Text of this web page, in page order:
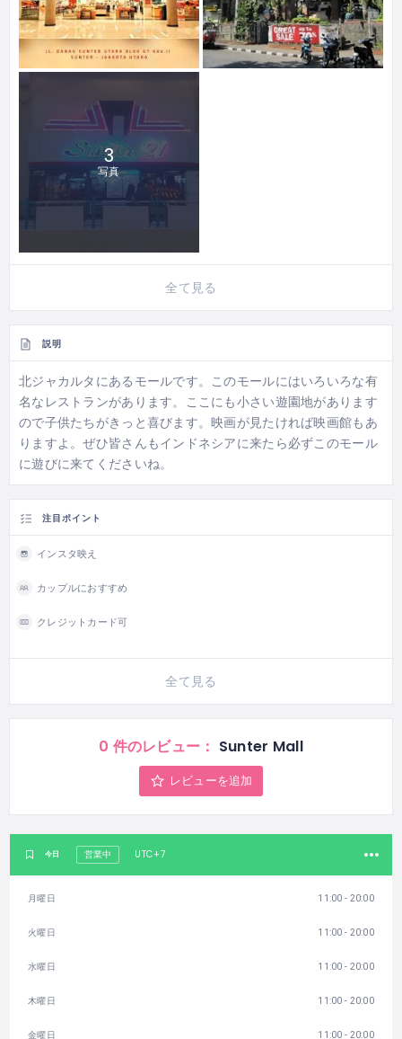
3
写真
全て見る
説明
北ジャカルタにあるモールです。このモールにはいろいろな有
名なレストランがあります。ここにも小さい遊園地があります
ので子供たちがきっと喜びます。映画が見たければ映画館もあ
りますよ。ぜひ皆さんもインドネシアに来たら必ずこのモール
に遊びに来てくださいね。
注目ポイント
インスタ映え
カップルにおすすめ
クレジットカード可
全て見る
0 件のレビュー： Sunter Mall
レビューを追加
今日 営業中 UTC+7
月曜日 11:00 - 20:00
火曜日 11:00 - 20:00
水曜日 11:00 - 20:00
木曜日 11:00 - 20:00
金曜日 11:00 - 20:00